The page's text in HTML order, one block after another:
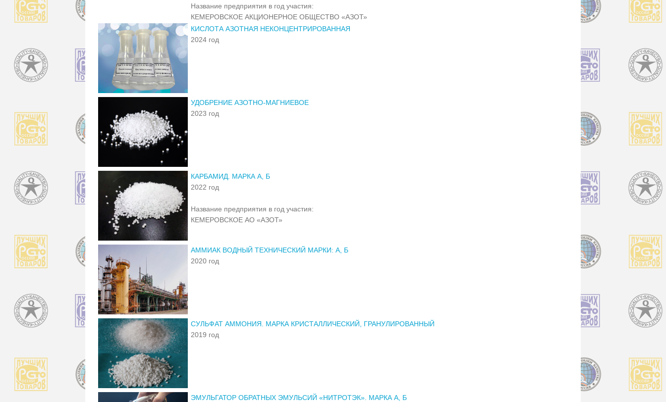
Название предприятия в год участия:
КЕМЕРОВСКОЕ АКЦИОНЕРНОЕ ОБЩЕСТВО «АЗОТ»
КИСЛОТА АЗОТНАЯ НЕКОНЦЕНТРИРОВАННАЯ
2024 год
УДОБРЕНИЕ АЗОТНО-МАГНИЕВОЕ
2023 год
КАРБАМИД. МАРКА А, Б
2022 год
Название предприятия в год участия:
КЕМЕРОВСКОЕ АО «АЗОТ»
АММИАК ВОДНЫЙ ТЕХНИЧЕСКИЙ МАРКИ: А, Б
2020 год
СУЛЬФАТ АММОНИЯ. МАРКА КРИСТАЛЛИЧЕСКИЙ, ГРАНУЛИРОВАННЫЙ
2019 год
ЭМУЛЬГАТОР ОБРАТНЫХ ЭМУЛЬСИЙ «НИТРОТЭК». МАРКА А, Б